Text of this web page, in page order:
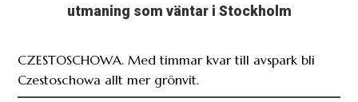
utmaning som väntar i Stockholm
CZESTOSCHOWA. Med timmar kvar till avspark bli
Czestoschowa allt mer grönvit.